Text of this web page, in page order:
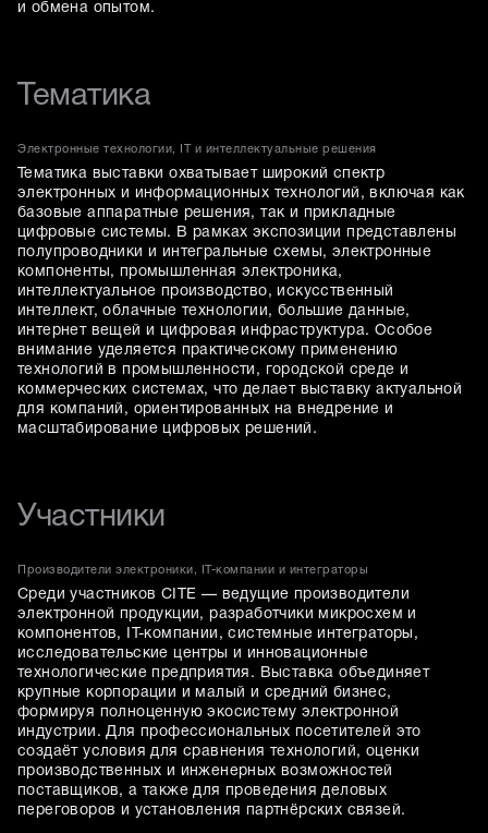
и обмена опытом.
Тематика
Электронные технологии, IT и интеллектуальные решения
Тематика выставки охватывает широкий спектр
электронных и информационных технологий, включая как
базовые аппаратные решения, так и прикладные
цифровые системы. В рамках экспозиции представлены
полупроводники и интегральные схемы, электронные
компоненты, промышленная электроника,
интеллектуальное производство, искусственный
интеллект, облачные технологии, большие данные,
интернет вещей и цифровая инфраструктура. Особое
внимание уделяется практическому применению
технологий в промышленности, городской среде и
коммерческих системах, что делает выставку актуальной
для компаний, ориентированных на внедрение и
масштабирование цифровых решений.
Участники
Производители электроники, IT-компании и интеграторы
Среди участников CITE — ведущие производители
электронной продукции, разработчики микросхем и
компонентов, IT-компании, системные интеграторы,
исследовательские центры и инновационные
технологические предприятия. Выставка объединяет
крупные корпорации и малый и средний бизнес,
формируя полноценную экосистему электронной
индустрии. Для профессиональных посетителей это
создаёт условия для сравнения технологий, оценки
производственных и инженерных возможностей
поставщиков, а также для проведения деловых
переговоров и установления партнёрских связей.